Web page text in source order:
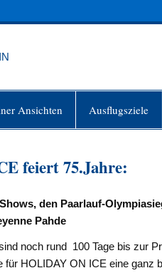
Ansichten Ausflugsziele
feiert 75.Jahre:
den Paarlauf-
Pahde
noch rund 100 Tage bis zur
für HOLIDAY ON ICE eine